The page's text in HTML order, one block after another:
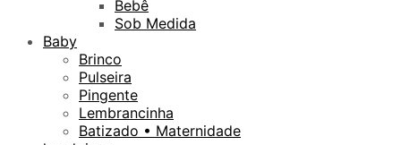
Bebê
Sob Medida
Baby
Brinco
Pulseira
Pingente
Lembrancinha
Batizado • Maternidade